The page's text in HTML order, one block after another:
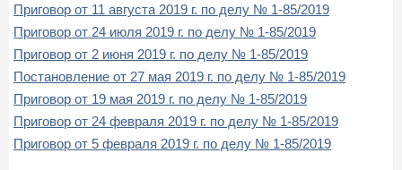
Приговор от 11 августа 2019 г. по делу № 1-85/2019
Приговор от 24 июля 2019 г. по делу № 1-85/2019
Приговор от 2 июня 2019 г. по делу № 1-85/2019
Постановление от 27 мая 2019 г. по делу № 1-85/2019
Приговор от 19 мая 2019 г. по делу № 1-85/2019
Приговор от 24 февраля 2019 г. по делу № 1-85/2019
Приговор от 5 февраля 2019 г. по делу № 1-85/2019